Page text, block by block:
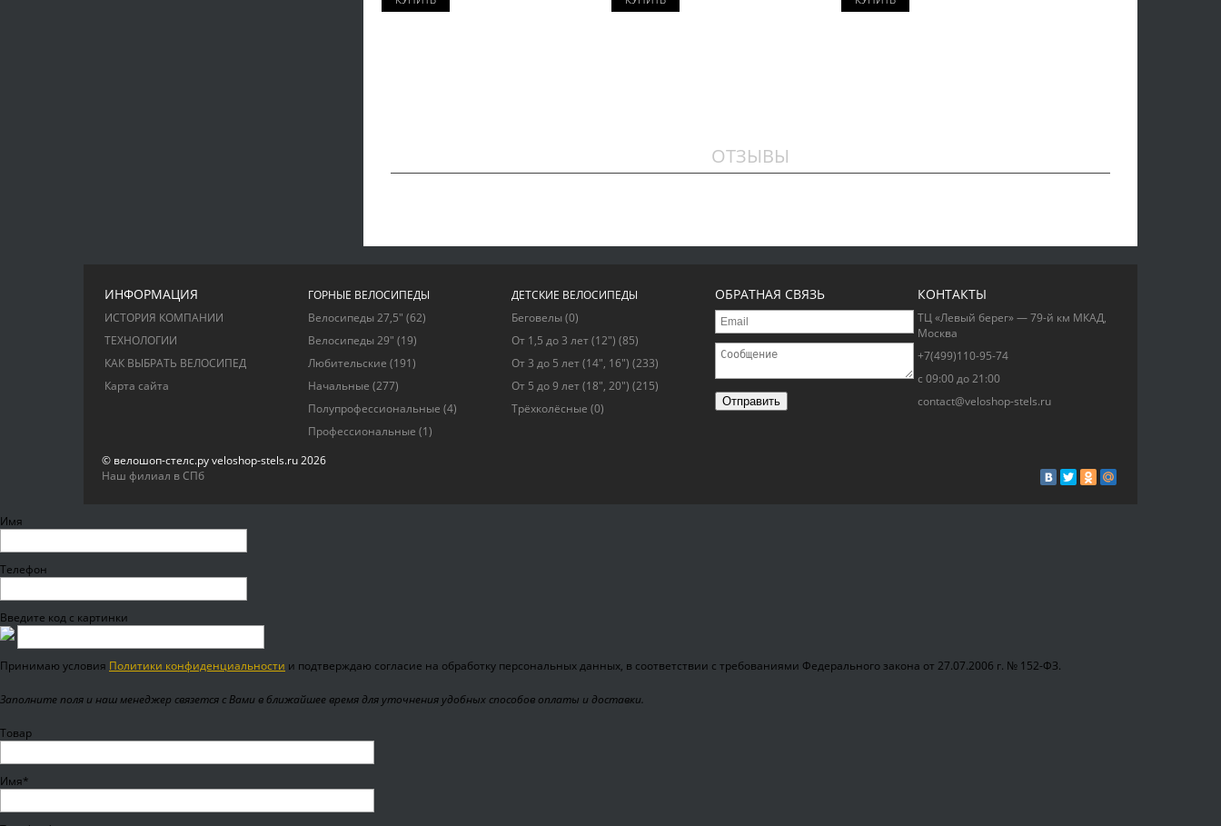
ОТЗЫВЫ
ИНФОРМАЦИЯ
ИСТОРИЯ КОМПАНИИ
ТЕХНОЛОГИИ
КАК ВЫБРАТЬ ВЕЛОСИПЕД
Карта сайта
ГОРНЫЕ ВЕЛОСИПЕДЫ
Велосипеды 27,5" (62)
Велосипеды 29" (19)
Любительские (191)
Начальные (277)
Полупрофессиональные (4)
Профессиональные (1)
ДЕТСКИЕ ВЕЛОСИПЕДЫ
Беговелы (0)
От 1,5 до 3 лет (12") (85)
От 3 до 5 лет (14", 16") (233)
От 5 до 9 лет (18", 20") (215)
Трёхколёсные (0)
ОБРАТНАЯ СВЯЗЬ
Отправить
КОНТАКТЫ
ТЦ «Левый берег» — 79-й км МКАД,
Москва
+7(499)110-95-74
с 09:00 до 21:00
contact@veloshop-stels.ru
© велошоп-стелс.ру veloshop-stels.ru 2026
Наш филиал в СПб
Имя
Телефон
Введите код с картинки
Принимаю условия Политики конфиденциальности и подтверждаю согласие на обработку персональных данных, в соответствии с требованиями Федерального закона от 27.07.2006 г. № 152-ФЗ.
Заполните поля и наш менеджер связется с Вами в ближайшее время для уточнения удобных способов оплаты и доставки.
Товар
Имя*